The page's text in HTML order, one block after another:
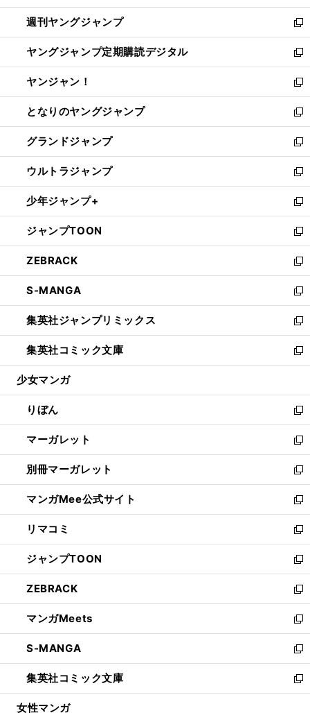
開
く
ウ
で
開
く
ン
ド
ウ
で
開
く
ウ
ィ
ン
ド
ウ
で
開
く
週刊ヤングジャンプ
新
し
い
ウ
ィ
ン
ド
ウ
で
開
く
ヤングジャンプ定期購読デジタル
新
し
い
ウ
ィ
ン
ド
ウ
で
開
く
ヤンジャン！
新
し
い
ウ
ィ
ン
ド
ウ
で
開
く
となりのヤングジャンプ
新
し
い
ウ
ィ
ン
ド
ウ
で
開
く
グランドジャンプ
新
し
い
ウ
ィ
ン
ド
ウ
で
開
く
ウルトラジャンプ
新
し
い
ウ
ィ
ン
ド
ウ
で
開
く
少年ジャンプ+
新
し
い
ウ
ィ
ン
ド
ウ
で
開
く
ジャンプTOON
新
し
い
ウ
ィ
ン
ド
ウ
で
開
ZEBRACK
新
し
い
ウ
ィ
ン
ド
ウ
開
く
S-MANGA
新
し
い
ウ
ィ
ン
ウ
で
開
く
集英社ジャンプリミックス
新
し
い
ウ
ン
ド
ウ
で
開
く
集英社コミック文庫
新
し
ウ
ィ
ン
ド
ウ
で
開
く
少女マンガ
りぼん
新
し
い
ウ
ィ
ン
ド
ウ
で
開
く
マーガレット
新
し
い
ウ
ィ
ン
ド
ウ
で
開
く
別冊マーガレット
新
し
い
ウ
ィ
ン
ド
ウ
で
開
く
マンガMee公式サイト
新
し
い
ウ
ィ
ン
ド
ウ
で
開
く
リマコミ
新
し
い
ウ
ィ
ン
ド
ウ
で
開
く
ジャンプTOON
新
し
い
ウ
ィ
ン
ド
ウ
で
開
ZEBRACK
新
し
い
ウ
ィ
ン
ド
ウ
マンガMeets
新
し
い
ウ
ィ
ン
S-MANGA
新
し
い
ウ
集英社コミック文庫
新
し
女性マンガ